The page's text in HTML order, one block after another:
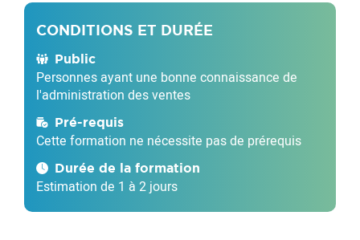
CONDITIONS ET DURÉE
Public
Personnes ayant une bonne connaissance de
l'administration des ventes
Pré-requis
Cette formation ne nécessite pas de prérequis
Durée de la formation
Estimation de 1 à 2 jours